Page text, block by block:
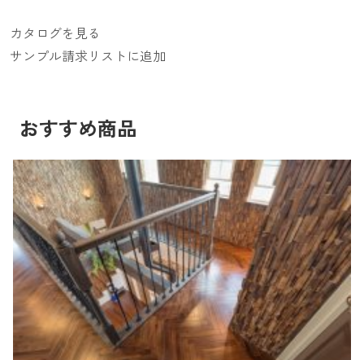
カタログを見る
サンプル請求リストに追加
おすすめ商品